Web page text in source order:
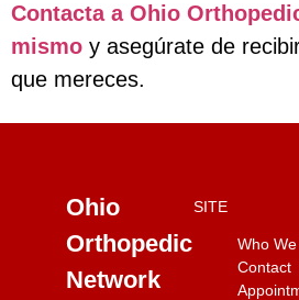
Contacta a Ohio
mismo y asegúrate de
que mereces.
Ohio
Orthopedic
Network
SITE
Who We
Contact